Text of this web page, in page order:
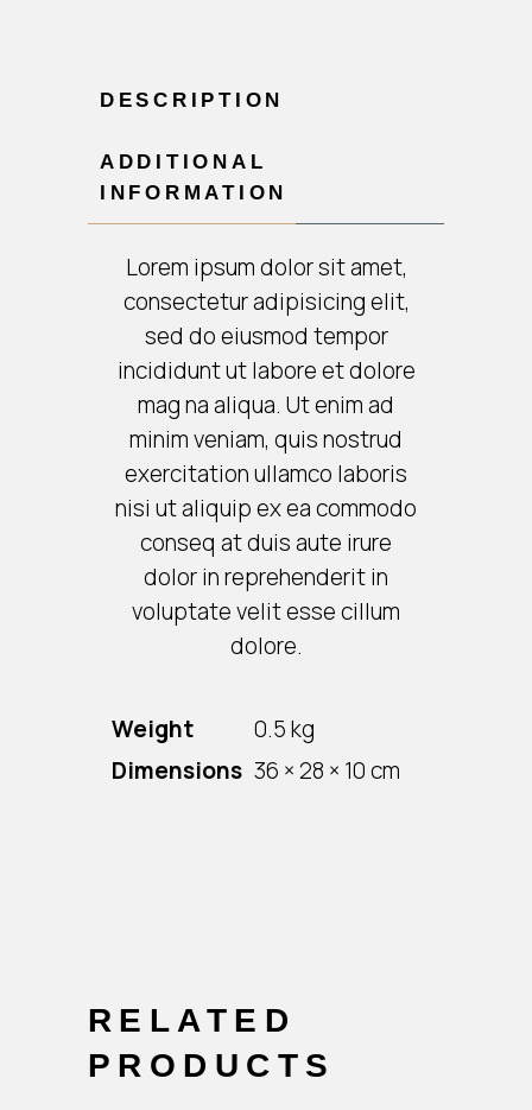
DESCRIPTION
ADDITIONAL
INFORMATION
Lorem ipsum dolor sit amet,
consectetur adipisicing elit,
sed do eiusmod tempor
incididunt ut labore et dolore
mag na aliqua. Ut enim ad
minim veniam, quis nostrud
exercitation ullamco laboris
nisi ut aliquip ex ea commodo
conseq at duis aute irure
dolor in reprehenderit in
voluptate velit esse cillum
dolore.
Weight
0.5 kg
Dimensions 36 × 28 × 10 cm
RELATED
PRODUCTS